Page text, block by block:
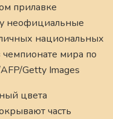
прилавке
неофициальные
национальных
мира по
Getty Images
цвета
часть